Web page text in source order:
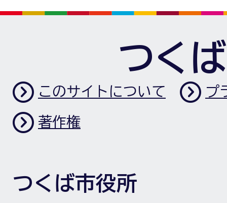
つく
このサイトについて プ
著作権
つくば市役所